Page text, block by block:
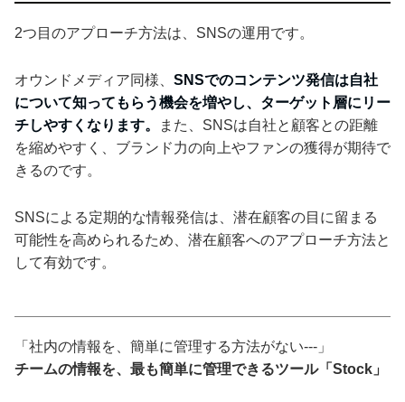
2つ目のアプローチ方法は、SNSの運用です。
オウンドメディア同様、 SNSでのコンテンツ発信は自社
について知ってもらう機会を増やし、ターゲット層にリー
チしやすくなります。
また、SNSは自社と顧客との距離
を縮めやすく、ブランド力の向上やファンの獲得が期待で
きるのです。
SNSによる定期的な情報発信は、潜在顧客の目に留まる
可能性を高められるため、潜在顧客へのアプローチ方法と
して有効です。
「社内の情報を、簡単に管理する方法がない---」
チームの情報を、最も簡単に管理できるツール「Stock」